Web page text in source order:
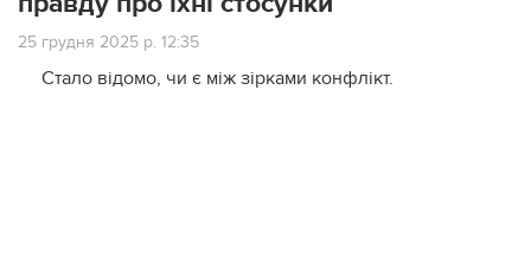
25 грудня 2025 р. 12:35
Стало відомо, чи є між зірками конфлікт.